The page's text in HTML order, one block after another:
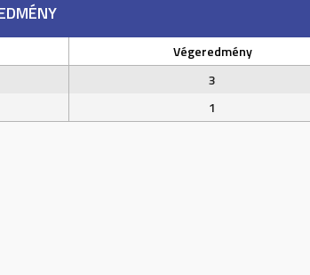
Végeredmény
3
1